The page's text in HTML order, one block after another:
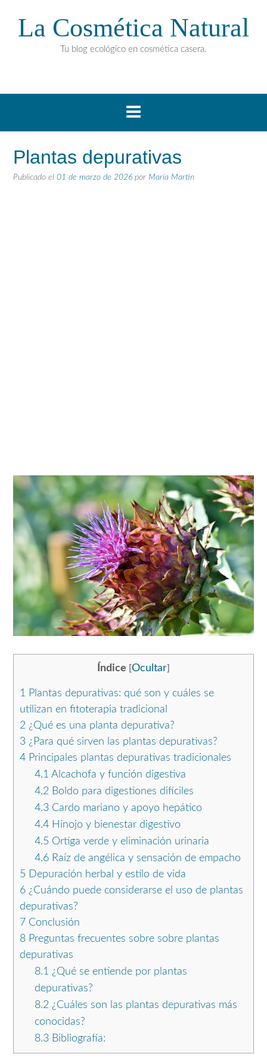
La Cosmética Natural
Tu blog ecológico en cosmética casera.
Plantas depurativas
Publicado el 01 de marzo de 2026 por María Martín
Índice Ocultar
1 Plantas depurativas: qué son y cuáles se
utilizan en fitoterapia tradicional
2 ¿Qué es una planta depurativa?
3 ¿Para qué sirven las plantas depurativas?
4 Principales plantas depurativas tradicionales
4.1 Alcachofa y función digestiva
4.2Boldo para digestiones difíciles
4.3Cardo mariano y apoyo hepático
4.4Hinojo y bienestar digestivo
4.5 Ortiga verde y eliminación urinaria
4.6Raíz de angélica y sensación de empacho
5 Depuración herbal y estilo de vida
6 ¿Cuándo puede considerarse el uso de plantas
depurativas?
7 Conclusión
8 Preguntas frecuentes sobre sobre plantas
depurativas
8.1 ¿Qué se entiende por plantas
depurativas?
8.2¿Cuáles son las plantas depurativas más
conocidas?
8.3Bibliografía: